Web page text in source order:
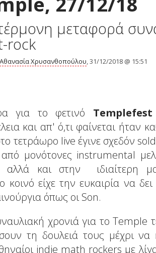
μεταφορά
rock
Αθανασία Χρυσανθοπούλου, 31/12/2018 @ 15:51
για το φετινό Templefest
και απ' ό,τι φαίνεται ήταν
τετράωρο live έγινε σχεδόν
μονότονες instrumental
αλλά και στην ιδιαίτερη
κοινό είχε την ευκαιρία να
όπως οι Son.
χρονιά για το Temple
τη δουλειά τους μέχρι
indie math rockers με